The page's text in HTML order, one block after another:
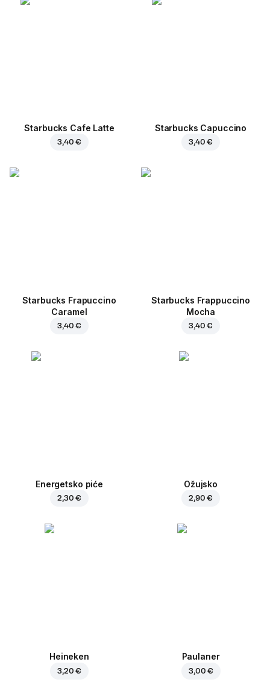
Starbucks Cafe Latte
3,40 €
Starbucks Capuccino
3,40 €
Starbucks Frapuccino
Caramel
3,40 €
Starbucks Frappuccino
Mocha
3,40 €
Energetsko piće
2,30 €
Ožujsko
2,90 €
Heineken
3,20 €
Paulaner
3,00 €